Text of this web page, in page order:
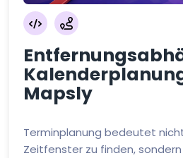
Mapsly
Terminplanung bedeutet
Zeitfenster zu finden,